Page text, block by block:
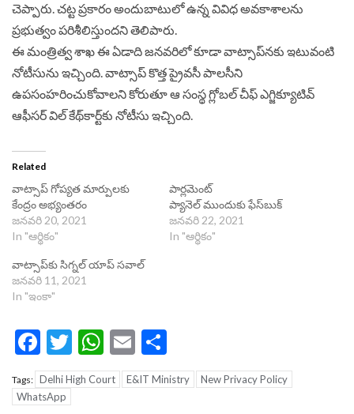
చెప్పారు. చట్ట ప్రకారం అందుబాటులో ఉన్న వివిధ అవకాశాలను
ప్రభుత్వం పరిశీలిస్తుందని తెలిపారు.
ఈ మంత్రిత్వ శాఖ ఈ ఏడాది జనవరిలో కూడా వాట్సాప్‌నకు ఇటువంటి
నోటీసును ఇచ్చింది. వాట్సాప్ కొత్త ప్రైవసీ పాలసీని
ఉపసంహరించుకోవాలని కోరుతూ ఆ సంస్థ గ్లోబల్ చీఫ్ ఎగ్జిక్యూటివ్
ఆఫీసర్ విల్ కేథ్‌కార్ట్‌కు నోటీసు ఇచ్చింది.
Related
వాట్సాప్‌ గోప్యత మార్పులకు
కేంద్రం అభ్యంతరం
జనవరి 20, 2021
In "ఆర్థికం"
పార్లమెంట్‌
ప్యానెల్ ముందుకు ఫేస్‌బుక్‌
జనవరి 22, 2021
In "ఆర్థికం"
వాట్సాప్‌కు సిగ్న‌ల్‌ యాప్‌ సవాల్‌
జనవరి 11, 2021
In "ఇంకా"
Facebook
Twitter
WhatsApp
Email
Tags: Delhi High Court E&IT Ministry
New Privacy Policy
WhatsApp